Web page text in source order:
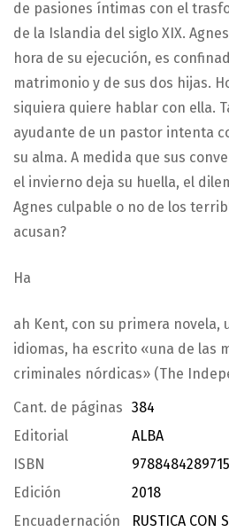
de pasiones íntimas con el
de la Islandia del siglo XIX.
hora de su ejecución, es
matrimonio y de sus dos hijas.
siquiera quiere hablar con ella.
ayudante de un pastor intenta
su alma. A medida que sus
el invierno deja su huella, el
Agnes culpable o no de los
acusan?
Ha
ah Kent, con su primera novela,
idiomas, ha escrito «una de las
criminales nórdicas» (The
Cant. de páginas 384
Editorial
ALBA
ISBN
9788484289715
Edición
2018
Encuadernación
RUSTICA CON